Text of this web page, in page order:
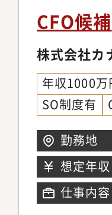
CFO候補
株式会社
年収1000万
SO制度有
勤務地
想定年収
仕事内容